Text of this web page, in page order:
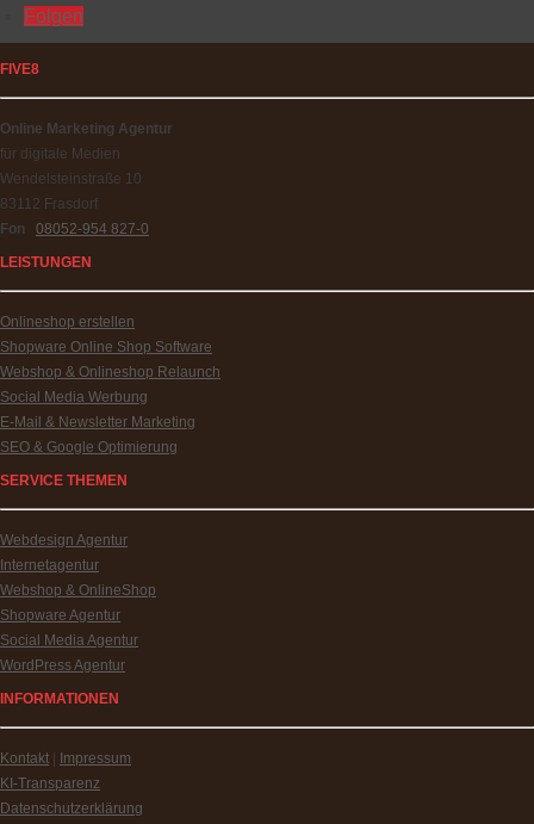
Folgen
FIVE8
Online Marketing Agentur
für digitale Medien
Wendelsteinstraße 10
83112 Frasdorf
Fon
08052-954 827-0
LEISTUNGEN
Onlineshop erstellen
Shopware Online Shop Software
Webshop & Onlineshop Relaunch
Social Media Werbung
E-Mail & Newsletter Marketing
SEO & Google Optimierung
SERVICE THEMEN
Webdesign Agentur
Internetagentur
Webshop & OnlineShop
Shopware Agentur
Social Media Agentur
WordPress Agentur
INFORMATIONEN
Kontakt
Impressum
KI-Transparenz
Datenschutzerklärung